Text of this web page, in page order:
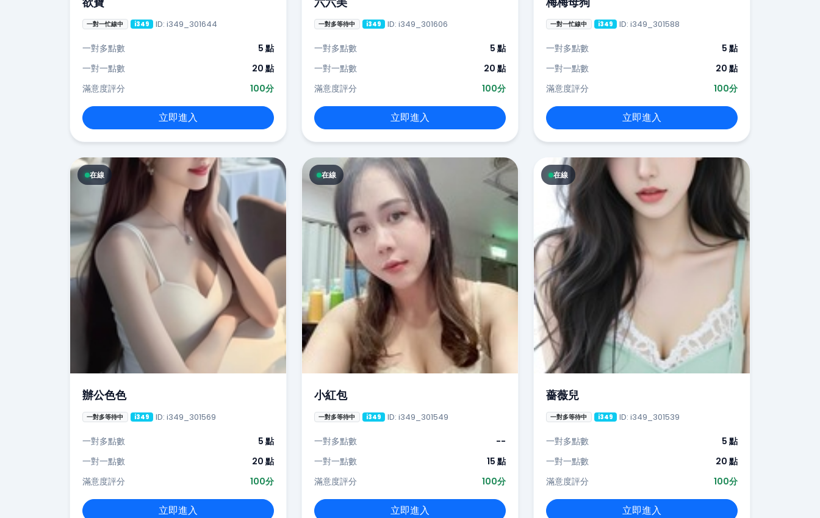
一對一忙線中 i349 ID: i349_301644
一對多點數
5 點
一對一點數
20 點
滿意度評分
100分
立即進入
一對多等待中 i349 ID: i349_301606
一對多點數
5 點
一對一點數
20 點
滿意度評分
100分
立即進入
一對一忙線中 i349 ID: i349_301588
一對多點數
5 點
一對一點數
20 點
滿意度評分
100分
立即進入
在線
辦公色色
一對多等待中 i349 ID: i349_301569
一對多點數
5 點
一對一點數
20 點
滿意度評分
100分
立即進入
在線
小紅包
一對多等待中 i349 ID: i349_301549
一對多點數
--
一對一點數
15 點
滿意度評分
100分
立即進入
在線
薔薇兒
一對多等待中 i349 ID: i349_301539
一對多點數
5 點
一對一點數
20 點
滿意度評分
100分
立即進入